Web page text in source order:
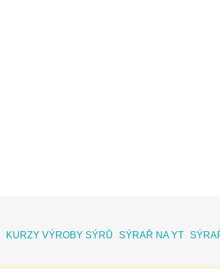
KURZY VÝROBY SÝRŮ SÝRAŘ NA YT